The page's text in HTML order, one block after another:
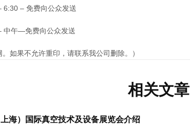
6:30 – 免费向公众发送
中午—免费向公众发送
。如果不允许重印，请联系我公司删除。）
相关文章
海）国际真空技术及设备展览会介绍